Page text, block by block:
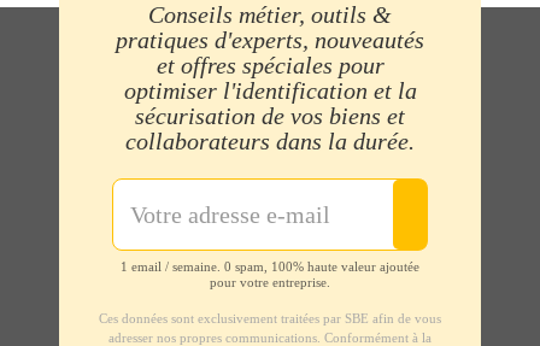
Conseils métier, outils &
pratiques d'experts, nouveautés
et offres spéciales pour
optimiser l'identification et la
sécurisation de vos biens et
collaborateurs dans la durée.
1 email / semaine. 0 spam, 100% haute valeur ajoutée
pour votre entreprise.
Ces données sont exclusivement traitées par SBE afin de vous
adresser nos propres communications. Conformément à la